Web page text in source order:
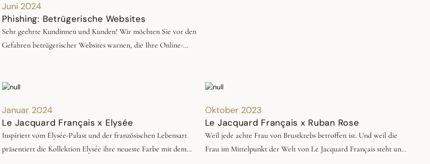
Juni 2024
Phishing: Betrügerische Websites
Sehr geehrte Kundinnen und Kunden! Wir möchten Sie vor den
Gefahren betrügerischer Websites warnen, die Ihre Online-
sammeln illegal Ihre persönlichen Daten oder Ihre
Januar 2024
Le Jacquard Français x Elysée
Inspiriert vom Élysée-Palast und der französischen Lebensart
präsentiert die Kollektion Elysée ihre neueste Farbe mit dem
Oktober 2023
Le Jacquard Français x Ruban Rose
Weil jede achte Frau von Brustkrebs betroffen ist. Und weil die
Frau im Mittelpunkt der Welt von Le Jacquard Français steht und